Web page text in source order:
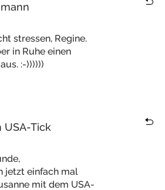
stressen, Regine.
in Ruhe einen
:-))))))
USA-Tick
jetzt einfach mal
mit dem USA-